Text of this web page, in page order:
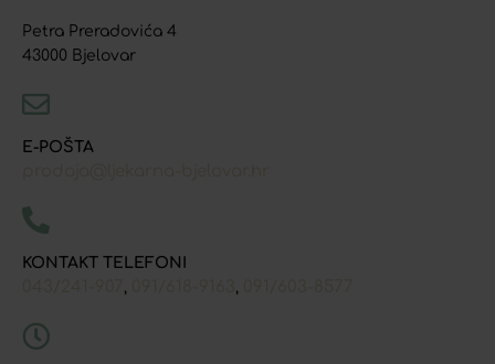
Petra Preradovića 4
43000 Bjelovar
E-POŠTA
KONTAKT TELEFONI